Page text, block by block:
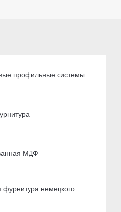
профильные системы
МДФ
фурнитура немецкого